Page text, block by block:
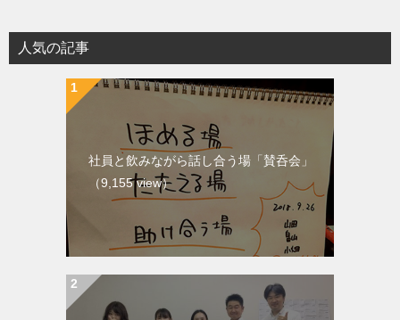
人気の記事
社員と飲みながら話し合う場「賛呑会」
（9,155 view）